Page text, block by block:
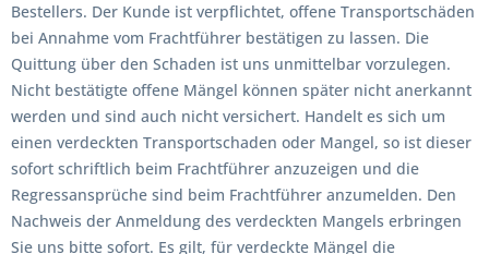
Bestellers. Der Kunde ist verpflichtet, offene Transportschäden
bei Annahme vom Frachtführer bestätigen zu lassen. Die
Quittung über den Schaden ist uns unmittelbar vorzulegen.
Nicht bestätigte offene Mängel können später nicht anerkannt
werden und sind auch nicht versichert. Handelt es sich um
einen verdeckten Transportschaden oder Mangel, so ist dieser
sofort schriftlich beim Frachtführer anzuzeigen und die
Regressansprüche sind beim Frachtführer anzumelden. Den
Nachweis der Anmeldung des verdeckten Mangels erbringen
Sie uns bitte sofort. Es gilt, für verdeckte Mängel die